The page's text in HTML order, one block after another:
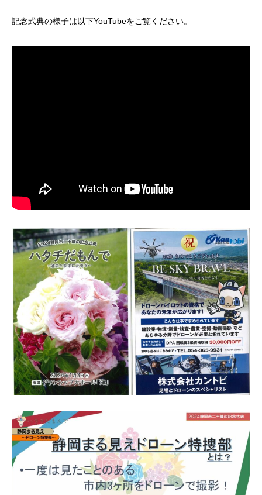
記念式典の様子は以下YouTubeをご覧ください。